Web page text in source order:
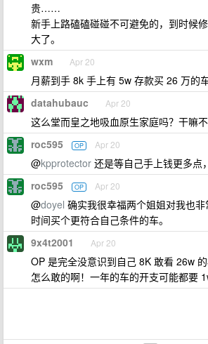
贵……
新手上路磕磕碰碰不可避免的，到时候
大了。
wxm Apr 20
月薪到手 8k 手上有 5w 存款买 26 万的
datahubauc Apr 20
这么堂而皇之地吸血原生家庭吗？干嘛
roc595 OP Apr 20
@kpprotector 还是等自己手上钱更多点
roc595 OP Apr 20
@doyel 确实我很幸福两个姐姐对我也
时间买个更符合自己条件的车。
9x4t2001 Apr 20
OP 是完全没意识到自己 8K 敢看 26w
怎么敢的啊！一年的车的开支可能都要